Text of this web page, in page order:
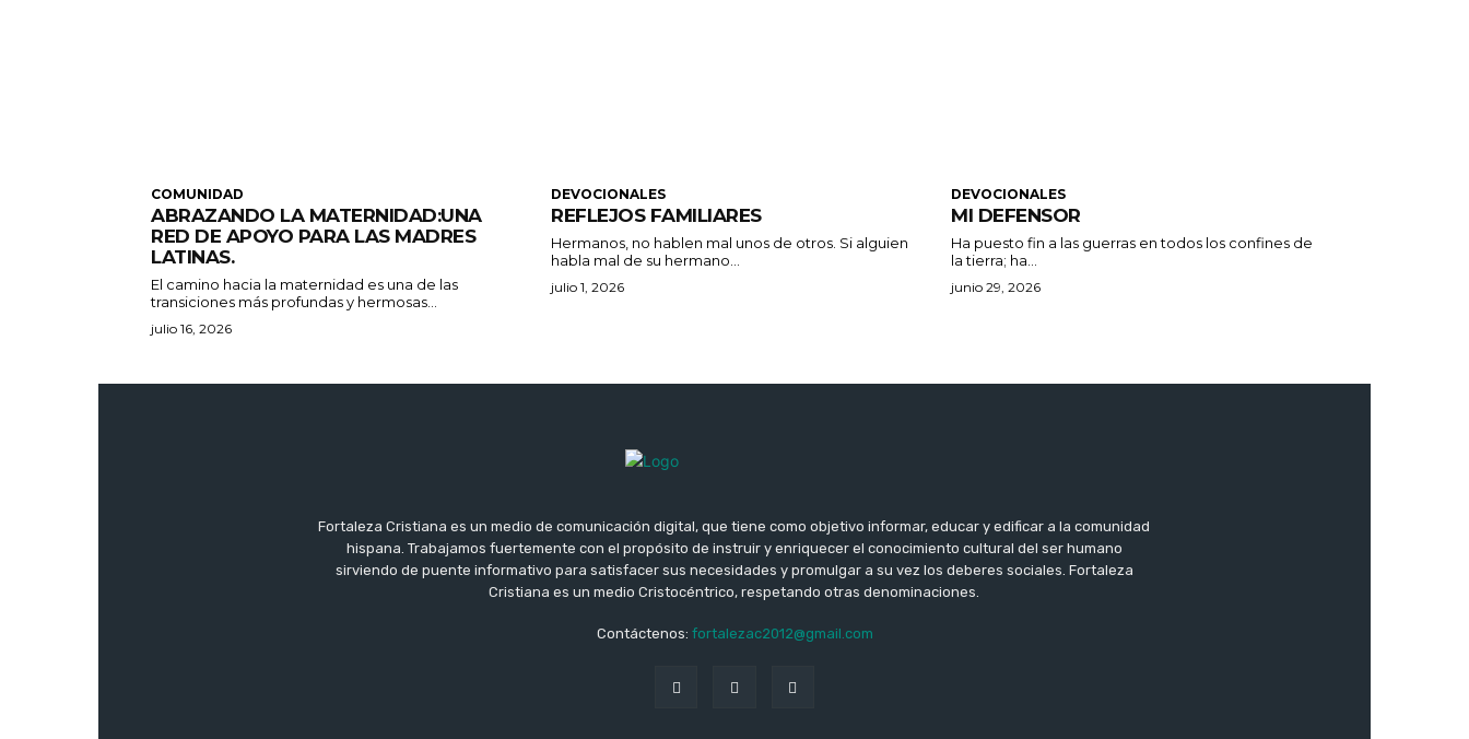
COMUNIDAD
ABRAZANDO LA MATERNIDAD:UNA
RED DE APOYO PARA LAS MADRES
LATINAS.
El camino hacia la maternidad es una de las
transiciones más profundas y hermosas...
julio 16, 2026
DEVOCIONALES
REFLEJOS FAMILIARES
Hermanos, no hablen mal unos de otros. Si alguien
habla mal de su hermano...
julio 1, 2026
DEVOCIONALES
MI DEFENSOR
Ha puesto fin a las guerras en todos los confines de
la tierra; ha...
junio 29, 2026
Fortaleza Cristiana es un medio de comunicación digital, que tiene como objetivo informar, educar y edificar a la comunidad
hispana. Trabajamos fuertemente con el propósito de instruir y enriquecer el conocimiento cultural del ser humano
sirviendo de puente informativo para satisfacer sus necesidades y promulgar a su vez los deberes sociales. Fortaleza
Cristiana es un medio Cristocéntrico, respetando otras denominaciones.
Contáctenos: fortalezac2012@gmail.com